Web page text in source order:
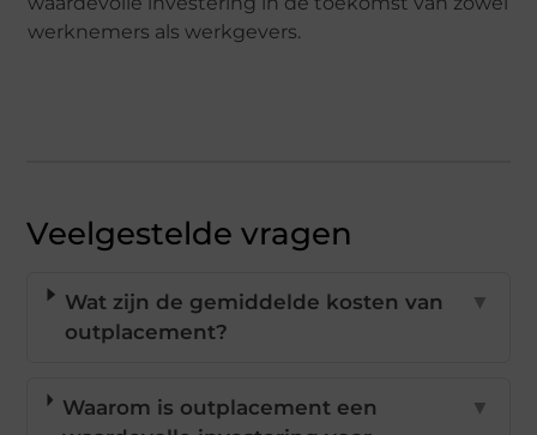
werknemers als werkgevers.
Veelgestelde vragen
Wat zijn de gemiddelde kosten van
outplacement?
▼
Waarom is outplacement een
▼